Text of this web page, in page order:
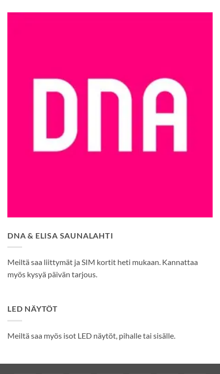
DNA & ELISA SAUNALAHTI
Meiltä saa liittymät ja SIM kortit heti mukaan. Kannattaa
myös kysyä päivän tarjous.
LED NÄYTÖT
Meiltä saa myös isot LED näytöt, pihalle tai sisälle.